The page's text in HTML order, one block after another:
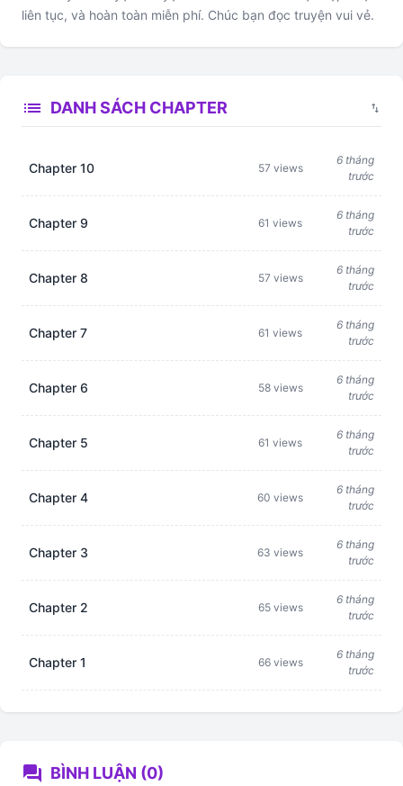
liên tục, và hoàn toàn miễn phí. Chúc bạn đọc truyện vui vẻ.
list DANH SÁCH CHAPTER swap_vert
Chapter 10 57 views
6 tháng
trước
Chapter 9 61 views
6 tháng
trước
Chapter 8 57 views
6 tháng
trước
Chapter 7 61 views
6 tháng
trước
Chapter 6 58 views
6 tháng
trước
Chapter 5 61 views
6 tháng
trước
Chapter 4 60 views
6 tháng
trước
Chapter 3 63 views
6 tháng
trước
Chapter 2 65 views
6 tháng
trước
Chapter 1 66 views
6 tháng
trước
forum BÌNH LUẬN (0)